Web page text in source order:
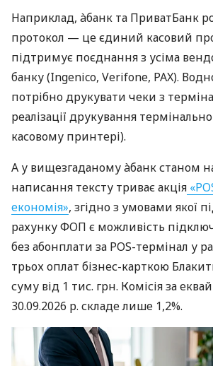
Наприклад, àбанк та ПриватБанк
протокол — це єдиний касовий
підтримує поєднання з усіма
банку (Ingenico, Verifone, PAX).
потрібно друкувати чеки з
реалізації друкування
касовому принтері).
А у вищезгаданому àбанк станом
написання тексту триває акція
економія», згідно з умовами якої
рахунку ФОП є можливість
без абонплати за POS-термінал у
трьох оплат бізнес-карткою
суму від 1 тис. грн. Комісія за
30.09.2026 р. складе лише 1,2%.